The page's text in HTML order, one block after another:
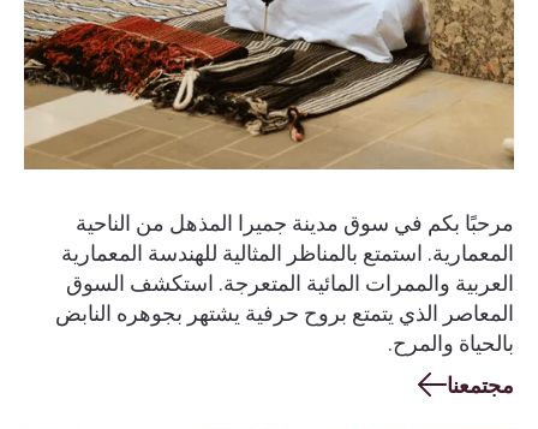
مرحبًا بكم في سوق مدينة جميرا المذهل من الناحية
المعمارية. استمتع بالمناظر المثالية للهندسة المعمارية
العربية والممرات المائية المتعرجة. استكشف السوق
المعاصر الذي يتمتع بروح حرفية يشتهر بجوهره النابض
بالحياة والمرح.
مجتمعنا